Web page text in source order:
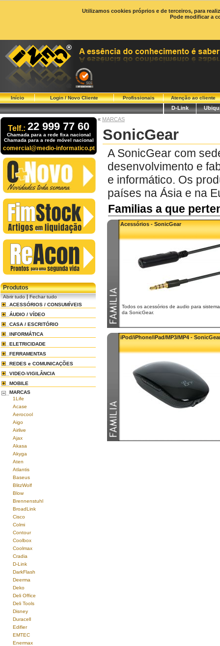
Utilizamos cookies próprios e de terceiros, para
Pode modificar a
Início Login / Novo Cliente Profissionais Atenção ao cliente
D-Link
Telf.: 22 999 77 60
Chamada para a rede fixa nacional
Chamada para a rede móvel nacional
comercial@medio-informatico.pt
Produtos
Abrir tudo|Fechar tudo
ACESSÓRIOS / CONSUMÍVEIS
ÁUDIO / VÍDEO
CASA / ESCRITÓRIO
INFORMÁTICA
ELETRICIDADE
FERRAMENTAS
REDES e COMUNICAÇÕES
VIDEO-VIGILÂNCIA
MOBILE
MARCAS
1Life
Acase
Aerocool
Aigo
Airlive
Ajax
Akasa
Akyga
Aten
Atlantis
Baseus
BlitzWolf
Blow
Brennenstuhl
BroadLink
Cisco
Colmi
Contour
Coolbox
Coolmax
Cradia
D-Link
DarkFlash
Deerma
Deko
Deli Office
Deli Tools
Disney
Duracell
Edifier
EMTEC
Enermax
« MARCAS
SonicGear
A SonicGear com
desenvolvimento e
e informático. Os
países na Ásia e na
Familias a que
Acessórios - SonicGear
Todos os acessórios de audio para
da SonicGear.
iPod/iPhone/iPad/MP3/MP4 -